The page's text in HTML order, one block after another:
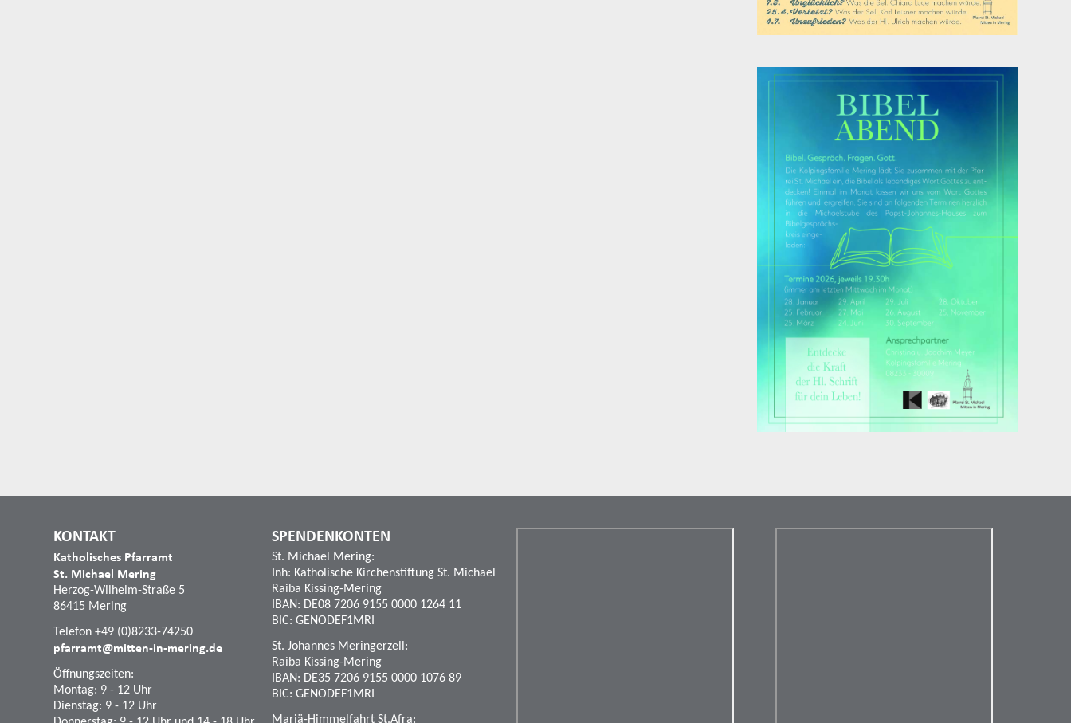
KONTAKT
Katholisches Pfarramt
St. Michael Mering
Herzog-Wilhelm-Straße 5
86415 Mering
Telefon +49 (0)8233-74250
pfarramt@mitten-in-mering.de
Öffnungszeiten:
Montag: 9 - 12 Uhr
Dienstag: 9 - 12 Uhr
SPENDENKONTEN
St. Michael Mering:
Inh: Katholische Kirchenstiftung St. Michael
Raiba Kissing-Mering
IBAN: DE08 7206 9155 0000 1264 11
BIC: GENODEF1MRI
St. Johannes Meringerzell:
Raiba Kissing-Mering
IBAN: DE35 7206 9155 0000 1076 89
BIC: GENODEF1MRI
Mariä-Himmelfahrt St.Afra: